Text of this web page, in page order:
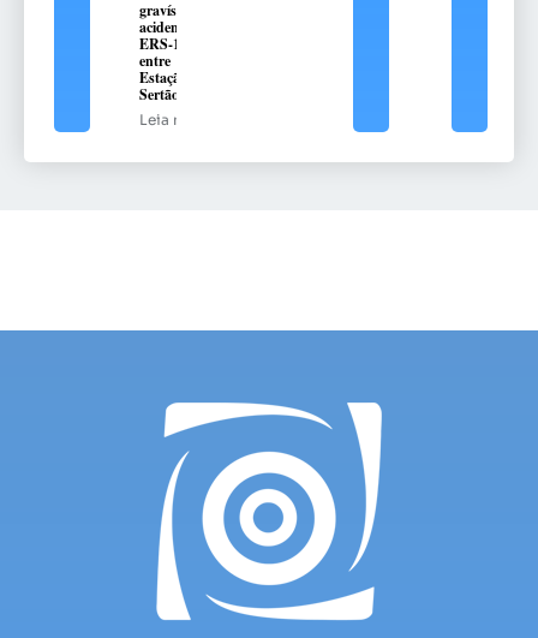
gravíssimo
acidente na
ERS-135,
entre
Estação e
Sertão
Leia mais